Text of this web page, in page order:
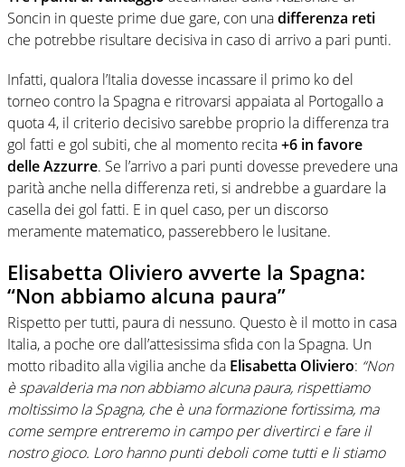
Soncin in queste prime due gare, con unadifferenza reti
che potrebbe risultare decisiva in caso di arrivo a pari punti.
Infatti, qualora l’Italia dovesse incassare il primo ko del
torneo contro la Spagna e ritrovarsi appaiata al Portogallo a
quota 4, il criterio decisivo sarebbe proprio la differenza tra
gol fatti e gol subiti, che al momento recita+6 in favore
delle Azzurre. Se l’arrivo a pari punti dovesse prevedere una
parità anche nella differenza reti, si andrebbe a guardare la
casella dei gol fatti. E in quel caso, per un discorso
meramente matematico, passerebbero le lusitane.
Elisabetta Oliviero avverte la Spagna:
“Non abbiamo alcuna paura”
Rispetto per tutti, paura di nessuno. Questo è il motto in casa
Italia, a poche ore dall’attesissima sfida con la Spagna. Un
motto ribadito alla vigilia anche da Elisabetta Oliviero: “Non
è spavalderia ma non abbiamo alcuna paura, rispettiamo
moltissimo la Spagna, che è una formazione fortissima, ma
come sempre entreremo in campo per divertirci e fare il
nostro gioco. Loro hanno punti deboli come tutti e li stiamo